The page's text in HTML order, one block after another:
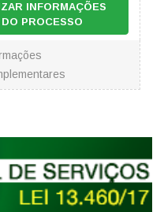
INFORMAÇÕES
PROCESSO